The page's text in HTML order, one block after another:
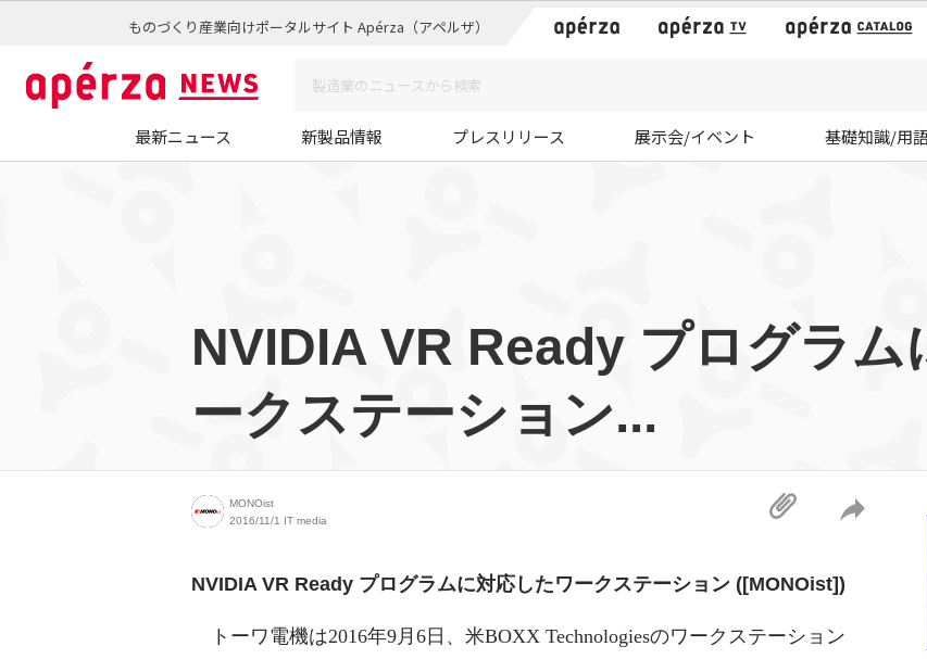
ものづくり産業向けポータルサイト Apérza（アペルザ）
最新ニュース 新製品情報 プレスリリース 展示会/イベント 基礎知識/用
NVIDIA VR Ready プログラム
ークステーション...
MONOist
2016/11/1 IT media
NVIDIA VR Ready プログラムに対応したワークステーション ([MONOist])
トーワ電機は2016年9月6日、米BOXX Technologiesのワークステーション